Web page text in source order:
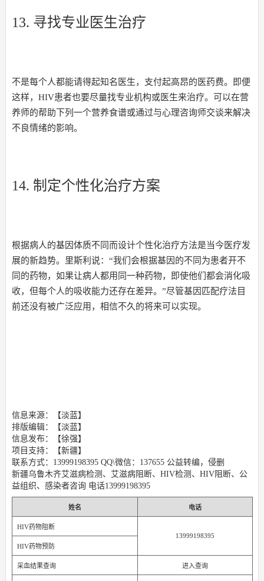
13. 寻找专业医生治疗
不是每个人都能请得起知名医生，支付起高昂的医药费。即便
这样，HIV患者也要尽量找专业机构或医生来治疗。可以在营
养师的帮助下列一个营养食谱或通过与心理咨询师交谈来解决
不良情绪的影响。
14. 制定个性化治疗方案
根据病人的基因体质不同而设计个性化治疗方法是当今医疗发
展的新趋势。里斯利说：“我们会根据基因的不同为患者开不
同的药物，如果让病人都用同一种药物，即使他们都会消化吸
收，但每个人的吸收能力还存在差异。”尽管基因匹配疗法目
前还没有被广泛应用，相信不久的将来可以实现。
信息来源：【淡蓝】
排版编辑：【淡蓝】
信息发布：【徐强】
项目支持：【新疆】
联系方式：13999198395 QQ\微信：137655 公益转编，侵删
新疆乌鲁木齐艾滋病检测、艾滋病阻断、HIV检测、HIV阻断、公
益组织、感染者咨询 电话13999198395
姓名 电话
HIV药物阻断
13999198395
HIV药物预防
采血结果查询 进入查询